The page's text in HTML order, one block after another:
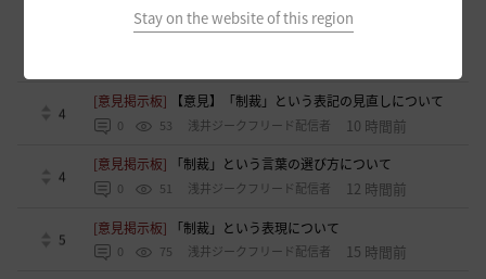
Stay on the website of this region
[意見掲示板]【制裁・内規変更】制裁解除後の一定期間以内
における再度の迷惑行為についての制裁基準変更について
4
[意見掲示板] 【意見】「制裁」という表記の見直しについて
0 53 浅井ジークフリード配信者 10 時間前
4
[意見掲示板] 「制裁」という言葉の選び方について
0 51 浅井ジークフリード配信者 12 時間前
5
[意見掲示板] 「制裁」という表現について
0 75 浅井ジークフリード配信者 15 時間前